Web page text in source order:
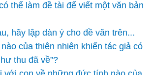
thể làm đề tài để viết một văn bản
hãy lập dàn ý cho đề văn trên...
của thiên nhiên khiến tác giả có
thu đã về”?